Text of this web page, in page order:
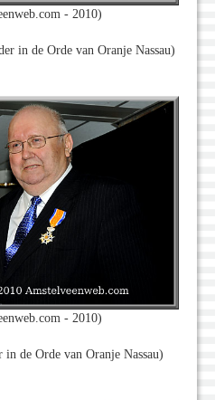
- 2010)
in de Orde van Oranje Nassau)
- 2010)
de Orde van Oranje Nassau)